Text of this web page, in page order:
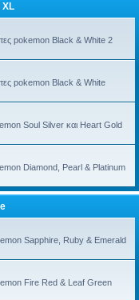
XL
pokemon Black & White 2
pokemon Black & White
Soul Silver και Heart Gold
Diamond, Pearl & Platinum
Sapphire, Ruby & Emerald
Fire Red & Leaf Green